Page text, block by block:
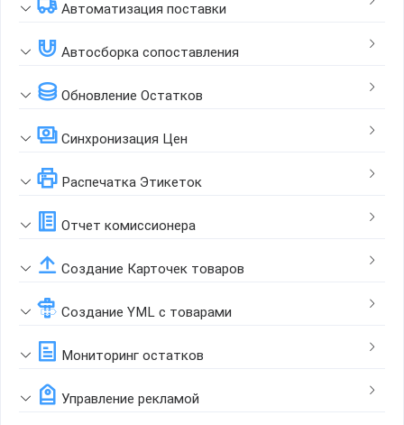
Автоматизация поставки
Автосборка сопоставления
Обновление Остатков
Синхронизация Цен
Распечатка Этикеток
Отчет комиссионера
Создание Карточек товаров
Создание YML с товарами
Мониторинг остатков
Управление рекламой